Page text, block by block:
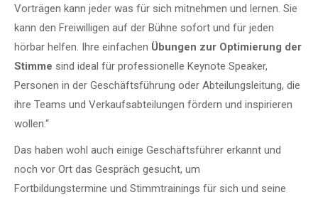
Vorträgen kann jeder was für sich mitnehmen und lernen. Sie
kann den Freiwilligen auf der Bühne sofort und für jeden
hörbar helfen. Ihre einfachen Übungen zur Optimierung der
Stimme sind ideal für professionelle Keynote Speaker,
Personen in der Geschäftsführung oder Abteilungsleitung, die
ihre Teams und Verkaufsabteilungen fördern und inspirieren
wollen.“
Das haben wohl auch einige Geschäftsführer erkannt und
noch vor Ort das Gespräch gesucht, um
Fortbildungstermine und Stimmtrainings für sich und seine